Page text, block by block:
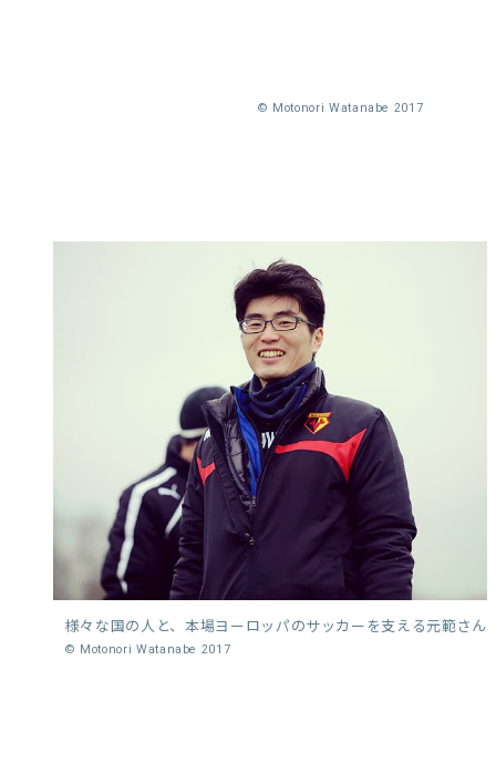
© Motonori Watanabe 2017
様々な国の人と、本場ヨーロッパのサッカーを支える元範さん
© Motonori Watanabe 2017